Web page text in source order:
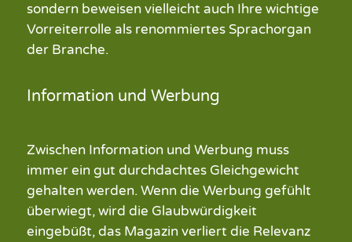
sondern beweisen vielleicht auch Ihre wichtige
Vorreiterrolle als renommiertes Sprachorgan
der Branche.
Information und Werbung
Zwischen Information und Werbung muss
immer ein gut durchdachtes Gleichgewicht
gehalten werden. Wenn die Werbung gefühlt
überwiegt, wird die Glaubwürdigkeit
eingebüßt, das Magazin verliert die Relevanz